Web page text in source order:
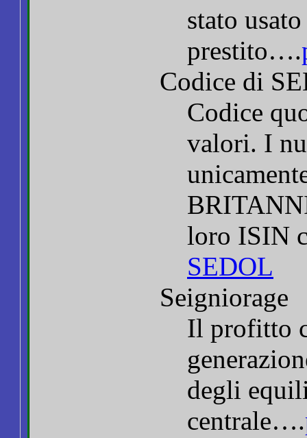
stato
prestito….
Codice di
Codice
valori. I
loro ISIN
SEDOL
Seigniorage
Il profitto
degli
centrale….